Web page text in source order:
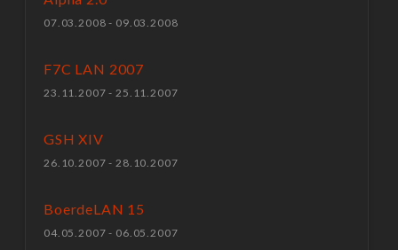
07.03.2008 - 09.03.2008
F7C LAN 2007
23.11.2007 - 25.11.2007
GSH XIV
26.10.2007 - 28.10.2007
BoerdeLAN 15
04.05.2007 - 06.05.2007